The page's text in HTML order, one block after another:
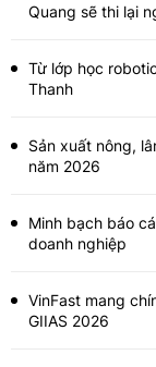
Quang sẽ thi lại
Từ lớp học
Thanh
Sản xuất nông,
năm 2026
Minh bạch báo
doanh nghiệp
VinFast mang
GIIAS 2026